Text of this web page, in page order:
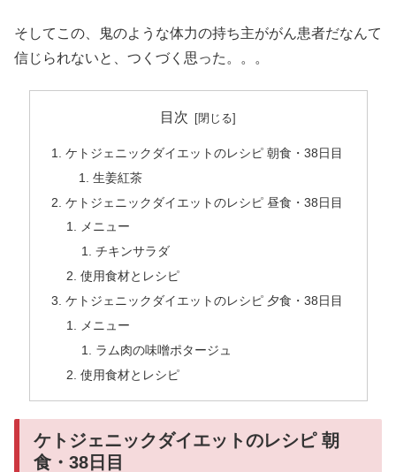
そしてこの、鬼のような体力の持ち主ががん患者だなんて
信じられないと、つくづく思った。。。
目次
ケトジェニックダイエットのレシピ 朝食・38日目
生姜紅茶
ケトジェニックダイエットのレシピ 昼食・38日目
メニュー
チキンサラダ
使用食材とレシピ
ケトジェニックダイエットのレシピ 夕食・38日目
メニュー
ラム肉の味噌ポタージュ
使用食材とレシピ
ケトジェニックダイエットのレシピ 朝
食・38日目